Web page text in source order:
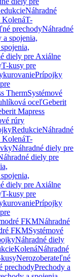
Náhradné
KolenáT-
prechodyNáhradné
a spojenia,
diely pre Axiálne
T-kusy pre
Prípojky
ThermSystémové
oceľGeberit
Mapress
rúry
RedukcieNáhradné
KolenáT-
Náhradné diely pre
diely pre
diely pre Axiálne
T-kusy pre
Prípojky
FKMNáhradné
FKMSystémové
Náhradné diely
KolenáNáhradné
Nerozoberateľné
prechodyPrechody a